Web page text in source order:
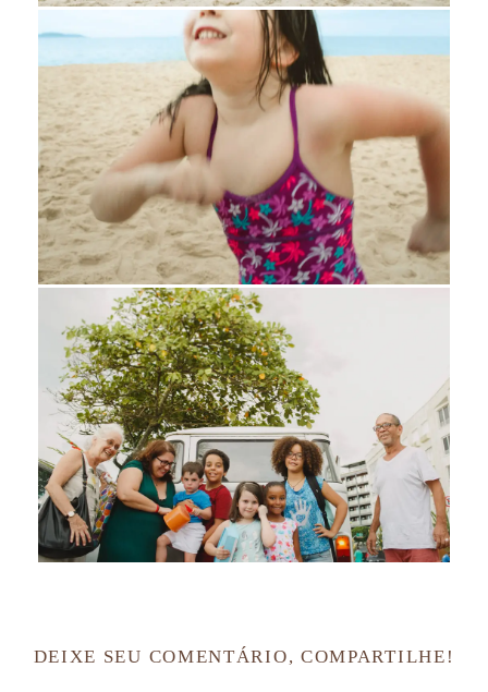
DEIXE SEU COMENTÁRIO, COMPARTILHE!